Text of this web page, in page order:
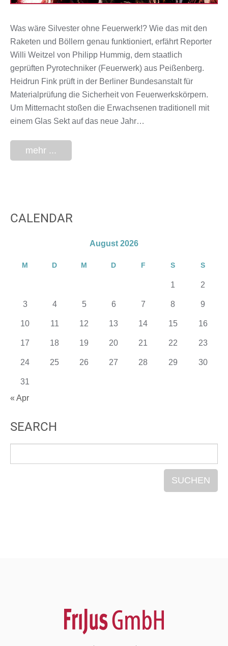
Was wäre Silvester ohne Feuerwerk!? Wie das mit den
Raketen und Böllern genau funktioniert, erfährt Reporter
Willi Weitzel von Philipp Hummig, dem staatlich
geprüften Pyrotechniker (Feuerwerk) aus Peißenberg.
Heidrun Fink prüft in der Berliner Bundesanstalt für
Materialprüfung die Sicherheit von Feuerwerkskörpern.
Um Mitternacht stoßen die Erwachsenen traditionell mit
einem Glas Sekt auf das neue Jahr…
mehr ...
CALENDAR
August 2026
M D M D F S S
1 2
3 4 5 6 7 8 9
10 11 12 13 14 15 16
17 18 19 20 21 22 23
24 25 26 27 28 29 30
31
« Apr
SEARCH